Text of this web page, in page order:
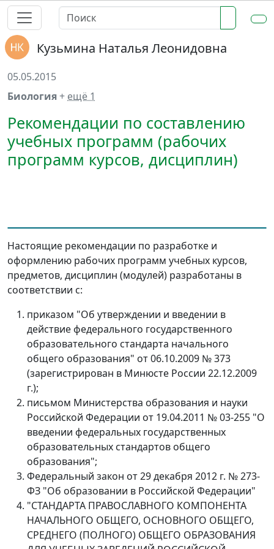
Кузьмина Наталья Леонидовна
05.05.2015
Биология+ ещё 1
Рекомендации по составлению
учебных программ (рабочих
программ курсов, дисциплин)
Настоящие рекомендации по разработке и
оформлению рабочих программ учебных курсов,
предметов, дисциплин (модулей) разработаны в
соответствии с:
приказом "Об утверждении и введении в
действие федерального государственного
образовательного стандарта начального
общего образования" от 06.10.2009 № 373
(зарегистрирован в Минюсте России 22.12.2009
г.);
письмом Министерства образования и науки
Российской Федерации от 19.04.2011 № 03-255 "О
введении федеральных государственных
образовательных стандартов общего
образования";
Федеральный закон от 29 декабря 2012 г. № 273-
ФЗ "Об образовании в Российской Федерации"
"СТАНДАРТА ПРАВОСЛАВНОГО КОМПОНЕНТА
НАЧАЛЬНОГО ОБЩЕГО, ОСНОВНОГО ОБЩЕГО,
СРЕДНЕГО (ПОЛНОГО) ОБЩЕГО ОБРАЗОВАНИЯ